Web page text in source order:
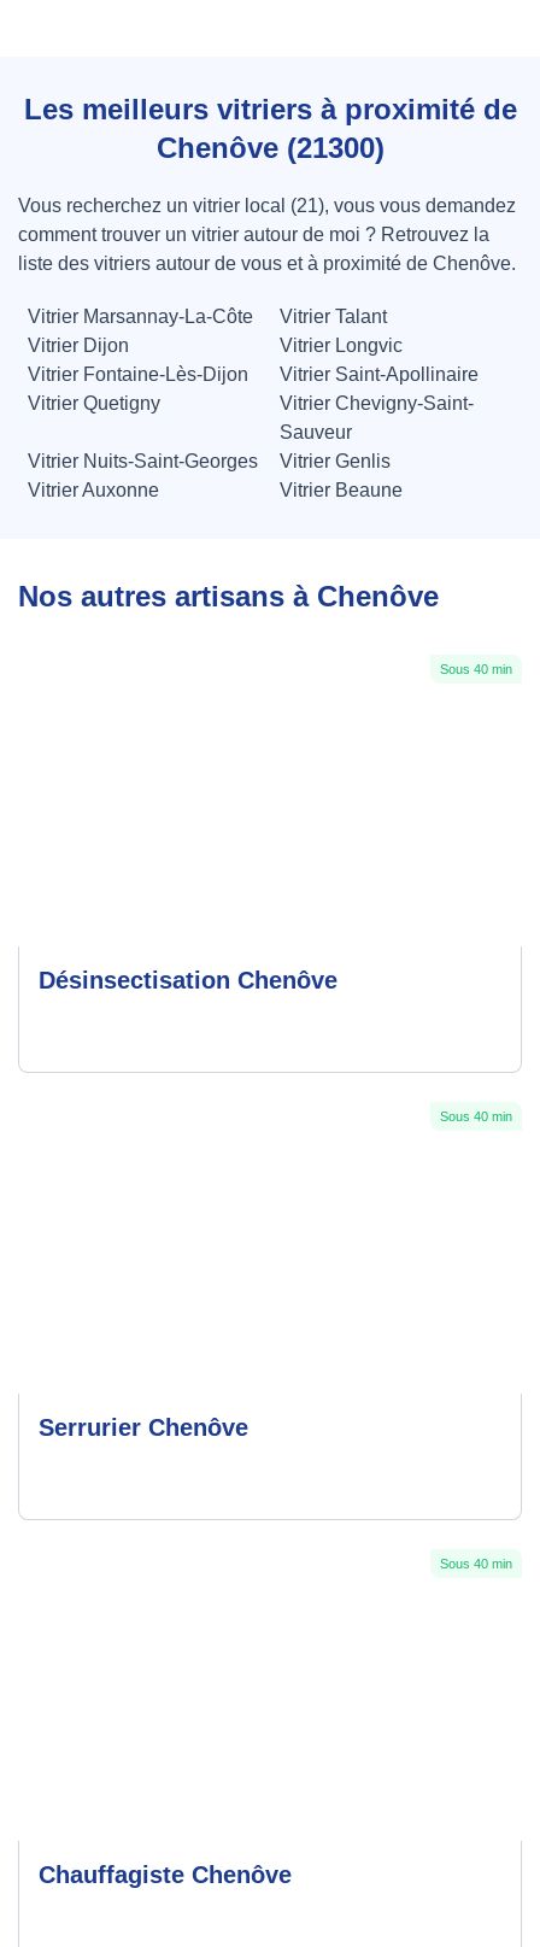
Les meilleurs vitriers à proximité de
Chenôve (21300)
Vous recherchez un vitrier local (21), vous vous demandez
comment trouver un vitrier autour de moi ? Retrouvez la
liste des vitriers autour de vous et à proximité de Chenôve.
Vitrier Marsannay-La-Côte
Vitrier Talant
Vitrier Dijon
Vitrier Longvic
Vitrier Fontaine-Lès-Dijon
Vitrier Saint-Apollinaire
Vitrier Quetigny
Vitrier Chevigny-Saint-
Sauveur
Vitrier Nuits-Saint-Georges
Vitrier Genlis
Vitrier Auxonne
Vitrier Beaune
Nos autres artisans à Chenôve
Sous 40 min
Désinsectisation Chenôve
Sous 40 min
Serrurier Chenôve
Sous 40 min
Chauffagiste Chenôve